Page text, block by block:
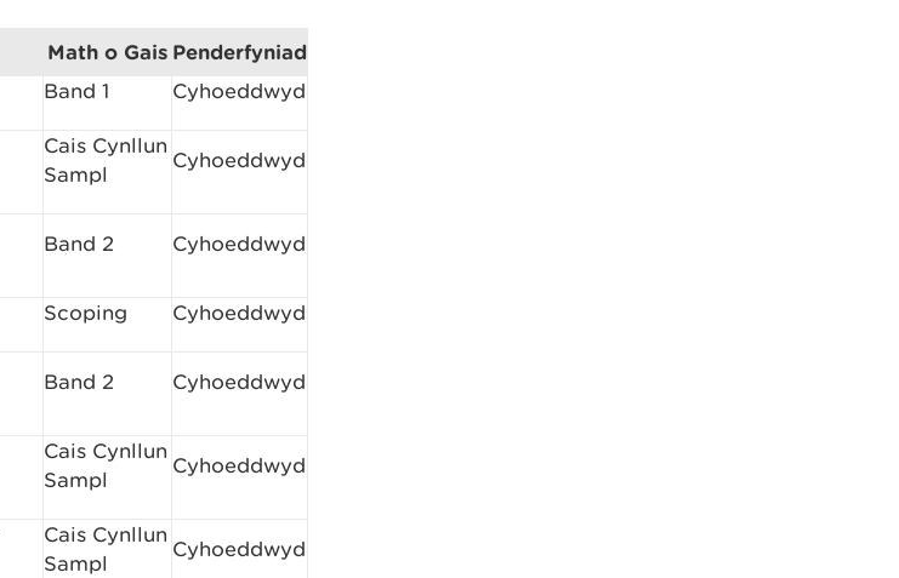
Math o Gais Penderfyniad
Band 1 Cyhoeddwyd
Cais Cynllun
Sampl
Cyhoeddwyd
Band 2 Cyhoeddwyd
Scoping Cyhoeddwyd
Band 2 Cyhoeddwyd
Cais Cynllun
Sampl
Cyhoeddwyd
Cais Cynllun
Sampl
Cyhoeddwyd